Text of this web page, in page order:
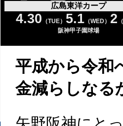
広島東洋カープ
4.30 （TUE） 5.1（WED） 2
阪神甲子園球場
平成から令
金減らしなる